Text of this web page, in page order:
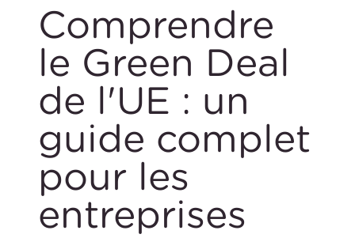
Comprendre
le Green Deal
de l'UE : un
guide complet
pour les
entreprises